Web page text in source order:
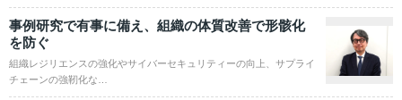
事例研究で有事に備え、組織の体質改善で形骸化
を防ぐ
組織レジリエンスの強化やサイバーセキュリティーの向上、サプライ
チェーンの強靭化な…